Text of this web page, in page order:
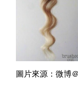
圖片來源：微博